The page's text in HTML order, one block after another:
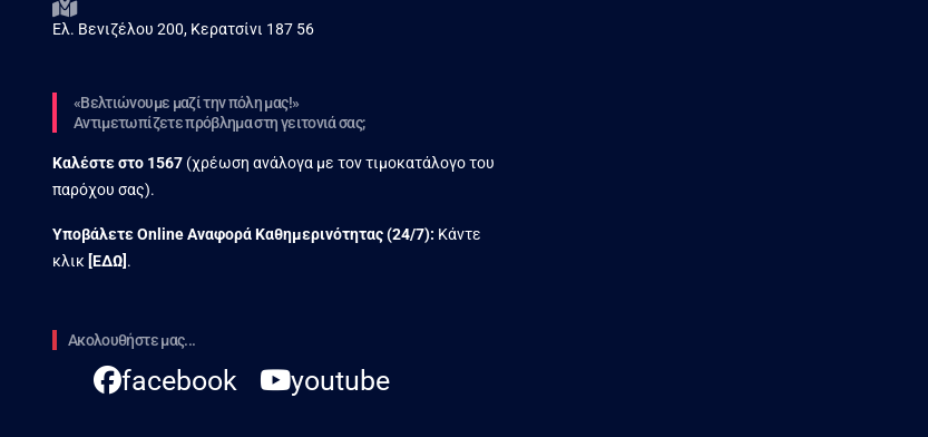
Ελ. Βενιζέλου 200, Κερατσίνι 187 56
«Βελτιώνουμε μαζί την πόλη μας!»
Αντιμετωπίζετε πρόβλημα στη γειτονιά σας;
Καλέστε στο 1567 (χρέωση ανάλογα με τον τιμοκατάλογο του
παρόχου σας).
Υποβάλετε Online Αναφορά Kαθημερινότητας (24/7): Κάντε
κλικ [ΕΔΩ] .
Ακολουθήστε μας...
facebook youtube